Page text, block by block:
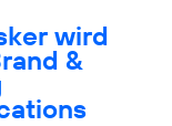
wird
&